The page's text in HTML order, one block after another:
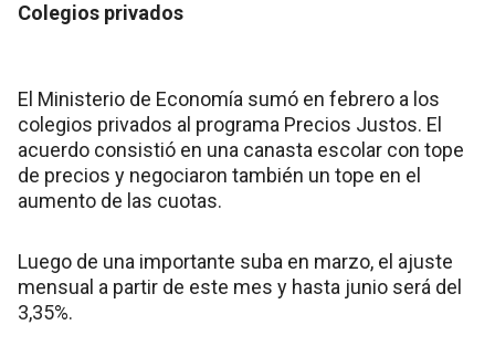
Colegios privados
El Ministerio de Economía sumó en febrero a los
colegios privados al programa Precios Justos. El
acuerdo consistió en una canasta escolar con tope
de precios y negociaron también un tope en el
aumento de las cuotas.
Luego de una importante suba en marzo, el ajuste
mensual a partir de este mes y hasta junio será del
3,35%.